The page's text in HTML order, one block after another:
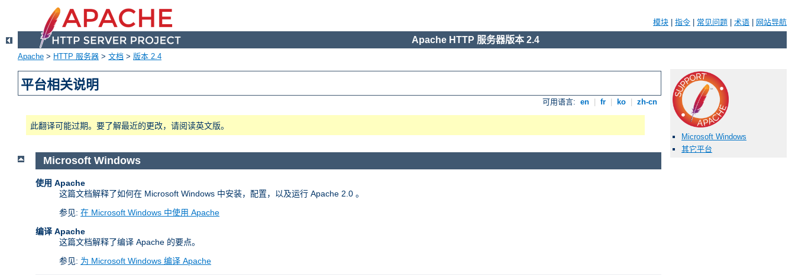
模块 指令 常见问题 术语 网站导航
Apache HTTP 服务器版本 2.4
Apache > HTTP 服务器 > 文档 > 版本 2.4
平台相关说明
可用语言: en fr ko zh-cn
此翻译可能过期。要了解最近的更改，请阅读英文版。
Microsoft Windows
其它平台
Microsoft Windows
使用 Apache
这篇文档解释了如何在 Microsoft Windows 中安装，配置，以及运行 Apache 2.0 。
参见: 在 Microsoft Windows 中使用 Apache
编译 Apache
这篇文档解释了编译 Apache 的要点。
参见: 为 Microsoft Windows 编译 Apache